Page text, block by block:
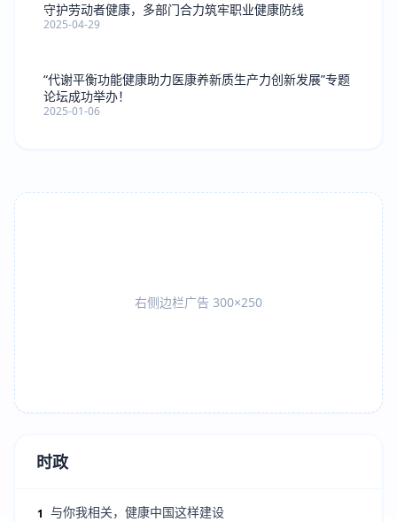
守护劳动者健康，多部门合力筑牢职业健康防线
2025-04-29
“代谢平衡功能健康助力医康养新质生产力创新发展”专题
论坛成功举办！
2025-01-06
右侧边栏广告 300×250
时政
1 与你我相关，健康中国这样建设